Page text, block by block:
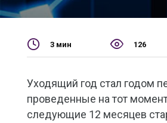
3 мин 126
Уходящий год стал годом
проведенные на тот
следующие 12 месяцев